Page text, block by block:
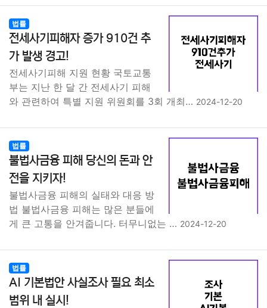
대출 IT 컴퓨터 기술
종교 사회 경제 마케팅
부동산 외국어 교육 교통 생활
법률
전세사기피해자 증가 910건 추
가 발생 경고!
전세사기피해 지원 현황 국토교통
부는 지난 한 달 간 전세사기 피해
와 관련하여 특별 지원 위원회를 3회 개최… 2024-12-20
법률
불법사금융 피해 당신의 돈과 안
전을 지키자!
불법사금융 피해의 실태와 대응 방
법 불법사금융 피해는 많은 분들에
게 큰 고통을 안겨줍니다. 터무니없는 … 2024-12-20
법률
AI 기본법안 사실조사 필요 최소
범위 내 실시!